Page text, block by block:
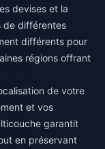
devises et la
de différentes
différents pour
régions offrant
de votre
et vos
garantit
en préservant